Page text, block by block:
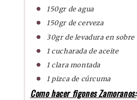
150gr de agua
150gr de cerveza
30gr de levadura en sobre
1 cucharada de aceite
1 clara montada
1 pizca de cúrcuma
Como hacer figones Zamoranos: